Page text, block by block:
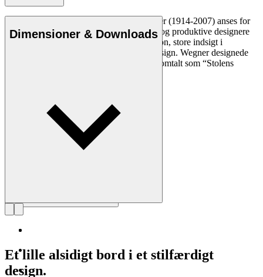
Den danske møbeldesigner Hans J. Wegner (1914-2007) anses for
at være en af de mest kreative, innovative og produktive designere
nogensinde. Han var kendt for sin præcision, store indsigt i
håndværk og kompromisløse tilgang til design. Wegner designede
næsten 500 stole i sin levetid og blev ofte omtalt som “Stolens
Dimensioner & Downloads
Et lille alsidigt bord i et stilfærdigt
design.